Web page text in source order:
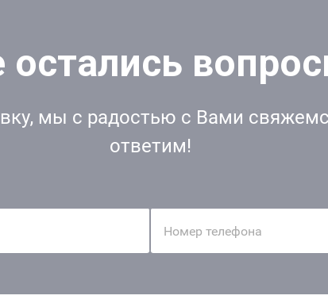
мы с радостью с Вами
ответим!
Номер телефона